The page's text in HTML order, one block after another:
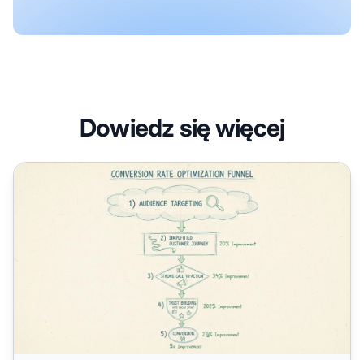
Dowiedz się więcej
Jak obliczyć współczynnik konwersji: pełny wzór i